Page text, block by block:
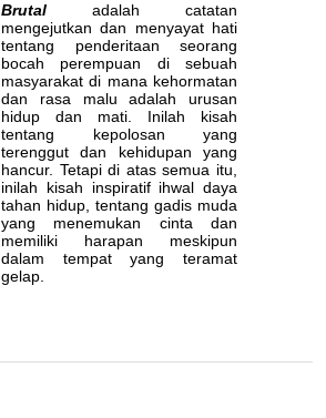
Brutal adalah catatan
mengejutkan dan menyayat hati
tentang penderitaan seorang
bocah perempuan di sebuah
masyarakat di mana kehormatan
dan rasa malu adalah urusan
hidup dan mati. Inilah kisah
tentang kepolosan yang
terenggut dan kehidupan yang
hancur. Tetapi di atas semua itu,
inilah kisah inspiratif ihwal daya
tahan hidup, tentang gadis muda
yang menemukan cinta dan
memiliki harapan meskipun
dalam tempat yang teramat
gelap.